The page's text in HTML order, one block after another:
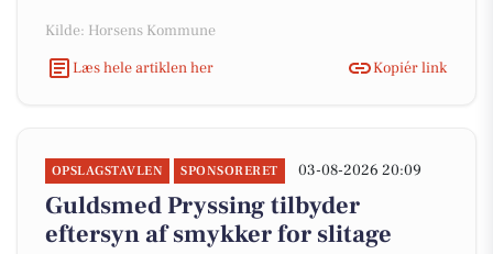
Kilde: Horsens Kommune
Læs hele artiklen her
Kopiér link
OPSLAGSTAVLEN SPONSORERET 03-08-2026 20:09
Guldsmed Pryssing tilbyder
eftersyn af smykker for slitage